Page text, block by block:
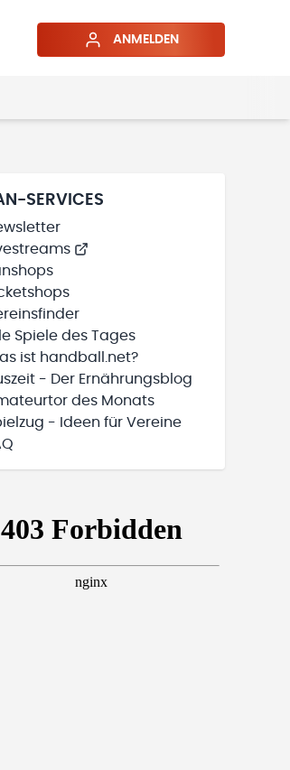
ANMELDEN
GELADEN
SERVICES
Spiele des Tages
ist handball.net?
- Der Ernährungsblog
des Monats
- Ideen für Vereine